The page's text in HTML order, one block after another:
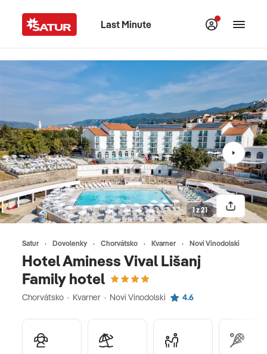
Last Minute
Satur Dovolenky Chorvátsko Kvarner Novi Vinodolski
Hotel Aminess Vival Lišanj
Family hotel
Chorvátsko · Kvarner · Novi Vinodolski 4.6
1 z 21